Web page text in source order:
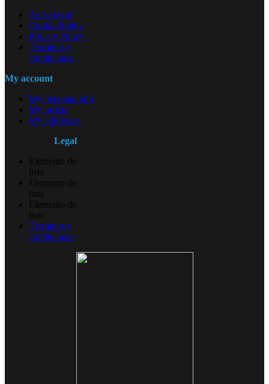
Aviso legal
Cookie Policy
Privacy Policy
Términos y
condiciones
My account
My personal info
My orders
My addresses
Legal
Elemento de
lista
Elemento de
lista
Elemento de
lista
Términos y
condiciones